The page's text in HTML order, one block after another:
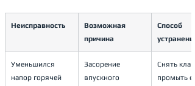
Неисправность
Возможная
причина
Способ
устранения
Уменьшился
напор горячей
Засорение
впускного
Снять
промыть